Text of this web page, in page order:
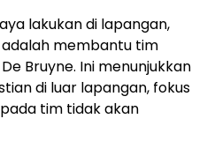
lakukan di lapangan,
membantu tim
Bruyne. Ini menunjukkan
di luar lapangan, fokus
tim tidak akan